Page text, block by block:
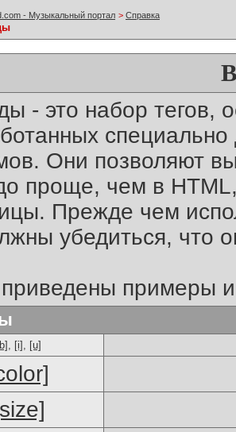
- Музыкальный портал > Справка
- это набор тегов,
Они позволяют
проще, чем в
Прежде чем
убедиться, что
примеры
, [i] , [u]